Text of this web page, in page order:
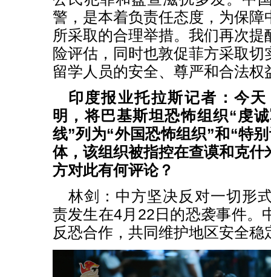
警，是本着负责任态度，为保障
所采取的合理举措。我们再次
险评估，同时也敦促菲方采取
留学人员的安全、尊严和合法权
印度报业托拉斯记者：今
明，将巴基斯坦恐怖组织“虔
线”列为“外国恐怖组织”和“特
体，该组织被指控在查谟和克什
方对此有何评论？
林剑：中方坚决反对一切形
责发生在4月22日的恐袭事件。
反恐合作，共同维护地区安全稳